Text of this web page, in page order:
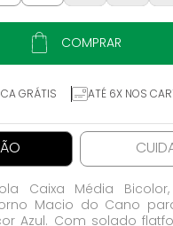
COMPRAR
GRÁTIS ATÉ 6X NOS
Caixa Média
Macio do Cano
Azul. Com solado